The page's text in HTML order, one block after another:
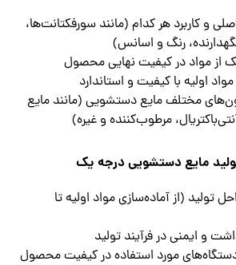
و کاربرد هر کدام (مانند سورفکتانت‌ها،
رنگ و اسانس)
مواد در کیفیت نهایی محصول
اولیه با کیفیت و استاندارد
مختلف مایع دستشویی (مانند مایع
مرطوب‌کننده و غیره)
مایع دستشویی درجه یک
تولید (از آماده‌سازی مواد اولیه تا
و ایمنی در فرآیند تولید
مورد استفاده در کیفیت محصول